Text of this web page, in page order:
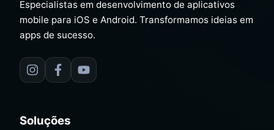
Especialistas em desenvolvimento de aplicativos
mobile para iOS e Android. Transformamos ideias em
apps de sucesso.
Soluções